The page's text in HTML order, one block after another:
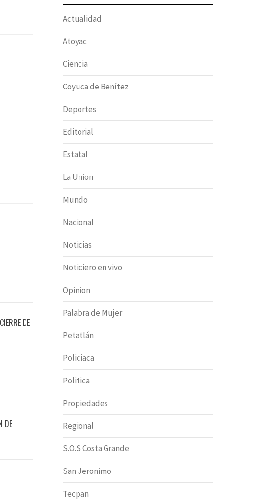
DE
DE
Actualidad
Atoyac
Ciencia
Coyuca de Benítez
Deportes
Editorial
Estatal
La Union
Mundo
Nacional
Noticias
Noticiero en vivo
Opinion
Palabra de Mujer
Petatlán
Policiaca
Politica
Propiedades
Regional
S.O.S Costa Grande
San Jeronimo
Tecpan